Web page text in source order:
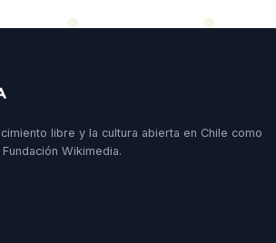
libre y la cultura abierta en Chile como
Wikimedia.